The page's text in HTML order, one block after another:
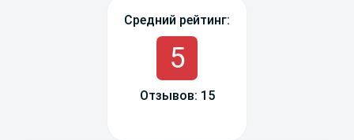
Средний рейтинг:
5
Отзывов: 15